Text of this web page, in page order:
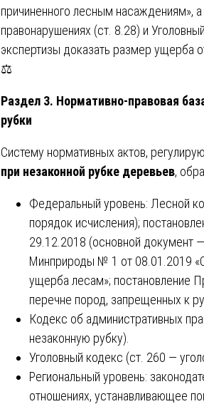
причиненного лесным насаждениям»,
правонарушениях (ст. 8.28) и
экспертизы доказать размер ущерба
⚖️
Раздел 3. Нормативно-правовая
рубки
Систему нормативных актов,
при незаконной рубке деревьев,
Федеральный уровень: Лесной
порядок исчисления);
29.12.2018 (основной документ
Минприроды № 1 от 08.01.2019
ущерба лесам»; постановление
перечне пород, запрещенных к
Кодекс об административных
незаконную рубку).
Уголовный кодекс (ст. 260 —
Региональный уровень:
отношениях, устанавливающее